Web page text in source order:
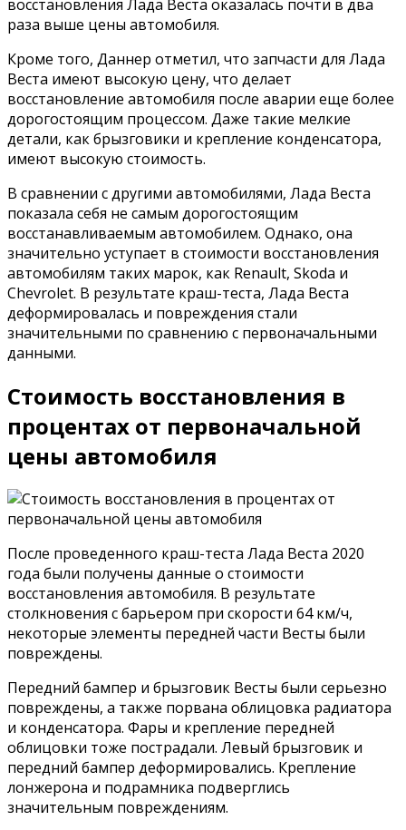
восстановления Лада Веста оказалась почти в два
раза выше цены автомобиля.
Кроме того, Даннер отметил, что запчасти для Лада
Веста имеют высокую цену, что делает
восстановление автомобиля после аварии еще более
дорогостоящим процессом. Даже такие мелкие
детали, как брызговики и крепление конденсатора,
имеют высокую стоимость.
В сравнении с другими автомобилями, Лада Веста
показала себя не самым дорогостоящим
восстанавливаемым автомобилем. Однако, она
значительно уступает в стоимости восстановления
автомобилям таких марок, как Renault, Skoda и
Chevrolet. В результате краш-теста, Лада Веста
деформировалась и повреждения стали
значительными по сравнению с первоначальными
данными.
Стоимость восстановления в
процентах от первоначальной
цены автомобиля
После проведенного краш-теста Лада Веста 2020
года были получены данные о стоимости
восстановления автомобиля. В результате
столкновения с барьером при скорости 64 км/ч,
некоторые элементы передней части Весты были
повреждены.
Передний бампер и брызговик Весты были серьезно
повреждены, а также порвана облицовка радиатора
и конденсатора. Фары и крепление передней
облицовки тоже пострадали. Левый брызговик и
передний бампер деформировались. Крепление
лонжерона и подрамника подверглись
значительным повреждениям.